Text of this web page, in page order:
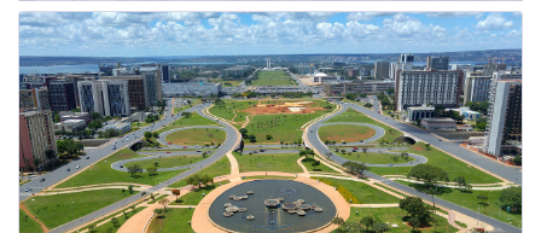
Ver propriedades